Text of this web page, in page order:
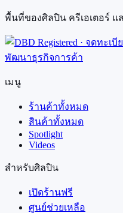
พื้นที่ของศิลปิน ครีเอเตอร์
เมนู
ร้านค้าทั้งหมด
สินค้าทั้งหมด
Spotlight
Videos
สำหรับศิลปิน
เปิดร้านฟรี
ศูนย์ช่วยเหลือ